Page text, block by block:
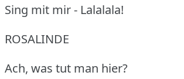
Sing mit mir - Lalalala!
ROSALINDE
Ach, was tut man hier?